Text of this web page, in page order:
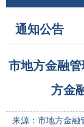
通知公告
市地方金融
方金
来源：市地方金融